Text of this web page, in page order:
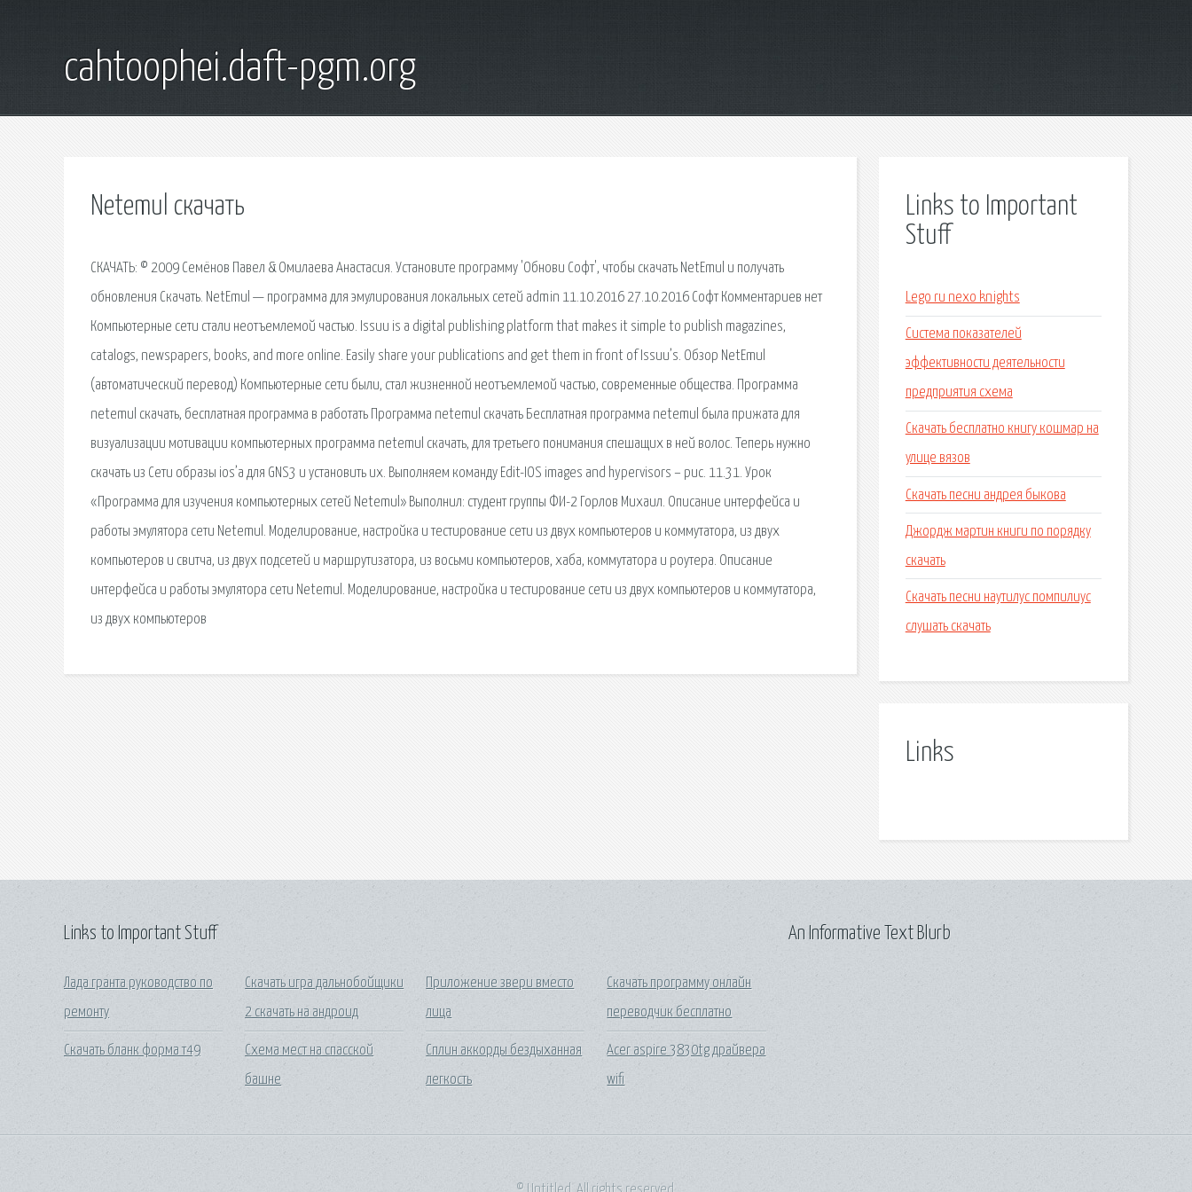
cahtoophei.daft-pgm.org
Netemul скачать
СКАЧАТЬ: © 2009 Семёнов Павел & Омилаева Анастасия. Установите программу 'Обнови Софт', чтобы скачать NetEmul и получать
обновления Скачать. NetEmul — программа для эмулирования локальных сетей admin 11.10.2016 27.10.2016 Софт Комментариев нет
Компьютерные сети стали неотъемлемой частью. Issuu is a digital publishing platform that makes it simple to publish magazines,
catalogs, newspapers, books, and more online. Easily share your publications and get them in front of Issuu’s. Обзор NetEmul
(автоматический перевод) Компьютерные сети были, стал жизненной неотъемлемой частью, современные общества. Программа
netemul скачать, бесплатная программа в работать Программа netemul скачать Бесплатная программа netemul была прижата для
визуализации мотивации компьютерных программа netemul скачать, для третьего понимания спешащих в ней волос. Теперь нужно
скачать из Сети образы ios’a для GNS3 и установить их. Выполняем команду Edit-IOS images and hypervisors – рис. 11.31. Урок
«Программа для изучения компьютерных сетей Netemul» Выполнил: студент группы ФИ-2 Горлов Михаил. Описание интерфейса и
работы эмулятора сети Netemul. Моделирование, настройка и тестирование сети из двух компьютеров и коммутатора, из двух
компьютеров и свитча, из двух подсетей и маршрутизатора, из восьми компьютеров, хаба, коммутатора и роутера. Описание
интерфейса и работы эмулятора сети Netemul. Моделирование, настройка и тестирование сети из двух компьютеров и коммутатора,
из двух компьютеров
Links to Important
Stuff
Lego ru nexo knights
Система показателей
эффективности деятельности
предприятия схема
Скачать бесплатно книгу кошмар на
улице вязов
Скачать песни андрея быкова
Джордж мартин книги по порядку
скачать
Скачать песни наутилус помпилиус
слушать скачать
Links
Links to Important Stuff
Лада гранта руководство по
ремонту
Скачать бланк форма т49
Скачать игра дальнобойщики
2 скачать на андроид
Схема мест на спасской
башне
Приложение звери вместо
лица
Сплин аккорды бездыханная
легкость
Скачать программу онлайн
переводчик бесплатно
Acer aspire 3830tg драйвера
wifi
An Informative Text Blurb